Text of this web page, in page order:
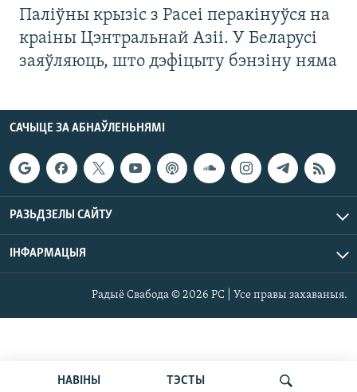
НАВІНЫ ТЭСТЫ
Паліўны крызіс з Расеі перакінуўся на
краіны Цэнтральнай Азіі. У Беларусі
заяўляюць, што дэфіцыту бэнзіну няма
САЧЫЦЕ ЗА АБНАЎЛЕНЬНЯМІ
РАЗЬДЗЕЛЫ САЙТУ
ІНФАРМАЦЫЯ
Радыё Свабода © 2026 РС | Усе правы захаваныя.